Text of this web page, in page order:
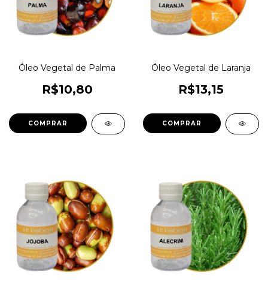
Óleo Vegetal de Palma
R$10,80
COMPRAR
Óleo Vegetal de Laranja
R$13,15
COMPRAR